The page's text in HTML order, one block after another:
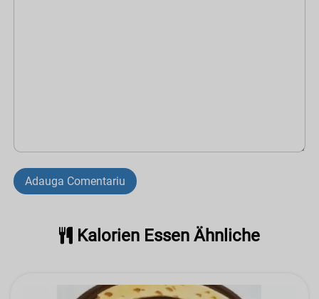
Adauga Comentariu
Kalorien Essen Ähnliche